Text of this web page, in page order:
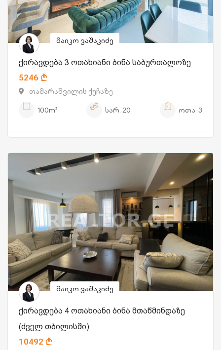
მაიკო ვაშაკიძე
ქირავდება 3 ოთახიანი ბინა საბურთალოზე
5246
თამარაშვილის ქუჩაზე
100m²
სარ. 20 ოთა. 3
მაიკო ვაშაკიძე
ქირავდება 4 ოთახიანი ბინა მთაწმინდაზე
(ძველ თბილისში)
10492